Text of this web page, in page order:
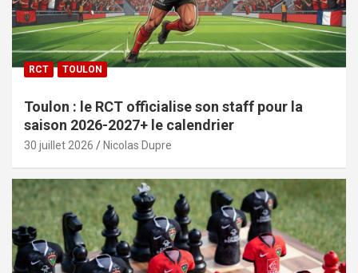
RCT TOULON
Toulon : le RCT officialise son staff pour la
saison 2026-2027+ le calendrier
30 juillet 2026 Nicolas Dupre